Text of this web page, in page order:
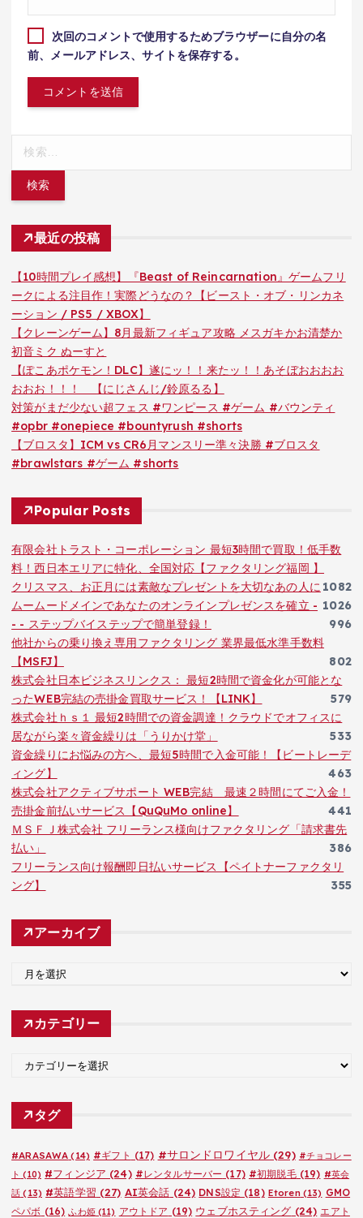
次回のコメントで使用するためブラウザーに自分の名
前、メールアドレス、サイトを保存する。
最近の投稿
【10時間プレイ感想】『Beast of Reincarnation』ゲームフリ
ークによる注目作！実際どうなの？【ビースト・オブ・リンカネ
ーション / PS5 / XBOX】
【クレーンゲーム】8月最新フィギュア攻略 メスガキかお清楚か
初音ミク ぬーすと
【ぽこあポケモン！DLC】遂にッ！！来たッ！！あそぼおおおお
おおお！！！ 【にじさんじ/鈴原るる】
対策がまだ少ない超フェス #ワンピース #ゲーム #バウンティ
#opbr #onepiece #bountyrush #shorts
【ブロスタ】ICM vs CR6月マンスリー準々決勝 #ブロスタ
#brawlstars #ゲーム #shorts
Popular Posts
有限会社トラスト・コーポレーション 最短3時間で買取！低手数
料！西日本エリアに特化、全国対応【ファクタリング福岡 】
1082
クリスマス、お正月には素敵なプレゼントを大切なあの人に
1026
ムームードメインであなたのオンラインプレゼンスを確立 -
- - ステップバイステップで簡単登録！
996
他社からの乗り換え専用ファクタリング 業界最低水準手数料
【MSFJ】
802
株式会社日本ビジネスリンクス： 最短2時間で資金化が可能とな
ったWEB完結の売掛金買取サービス！【LINK】
579
株式会社ｈｓ１ 最短2時間での資金調達！クラウドでオフィスに
居ながら楽々資金繰りは「うりかけ堂」
533
資金繰りにお悩みの方へ、最短5時間で入金可能！【ビートレーデ
ィング】
463
株式会社アクティブサポート WEB完結 最速２時間にてご入金！
売掛金前払いサービス【QuQuMo online】
441
ＭＳＦＪ株式会社 フリーランス様向けファクタリング「請求書先
払い」
386
フリーランス向け報酬即日払いサービス【ペイトナーファクタリ
ング】
355
アーカイブ
カ
カテゴリー
ゴ
タグ
#ARASAWA (14) #ギフト (17) #サロンドロワイヤル(29) #チョコレー
ト (10) #フィンジア (24) #レンタルサーバー (17) #初期脱毛(19) #英会
話 (13) #英語学習 (27) AI英会話 (24) DNS設定 (18) Etoren(13) GMO
ペパボ (16) ふわ姫(11) アウトドア (19) ウェブホスティング (24) エアト